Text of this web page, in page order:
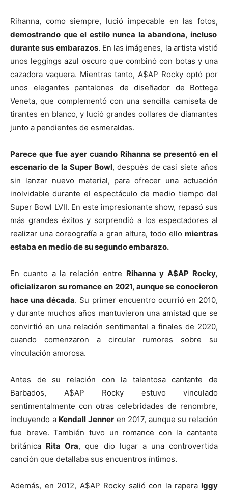
Rihanna, como siempre, lució impecable en las fotos,
demostrando que el estilo nunca la abandona, incluso
durante sus embarazos. En las imágenes, la artista vistió
unos leggings azul oscuro que combinó con botas y una
cazadora vaquera. Mientras tanto, A$AP Rocky optó por
unos elegantes pantalones de diseñador de Bottega
Veneta, que complementó con una sencilla camiseta de
tirantes en blanco, y lució grandes collares de diamantes
junto a pendientes de esmeraldas.
Parece que fue ayer cuando Rihanna se presentó en el
escenario de la Super Bowl, después de casi siete años
sin lanzar nuevo material, para ofrecer una actuación
inolvidable durante el espectáculo de medio tiempo del
Super Bowl LVII. En este impresionante show, repasó sus
más grandes éxitos y sorprendió a los espectadores al
realizar una coreografía a gran altura, todo ello mientras
estaba en medio de su segundo embarazo.
En cuanto a la relación entre Rihanna y A$AP Rocky,
oficializaron su romance en 2021, aunque se conocieron
hace una década. Su primer encuentro ocurrió en 2010,
y durante muchos años mantuvieron una amistad que se
convirtió en una relación sentimental a finales de 2020,
cuando comenzaron a circular rumores sobre su
vinculación amorosa.
Antes de su relación con la talentosa cantante de
Barbados, A$AP Rocky estuvo vinculado
sentimentalmente con otras celebridades de renombre,
incluyendo a Kendall Jenneren 2017, aunque su relación
fue breve. También tuvo un romance con la cantante
británica Rita Ora, que dio lugar a una controvertida
canción que detallaba sus encuentros íntimos.
Además, en 2012, A$AP Rocky salió con la rapera Iggy